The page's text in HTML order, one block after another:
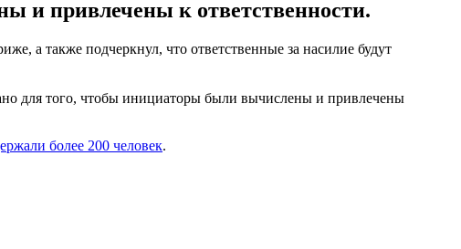
и привлечены к ответственности.
а также подчеркнул, что ответственные за насилие будут
для того, чтобы инициаторы были вычислены и привлечены
более 200 человек.